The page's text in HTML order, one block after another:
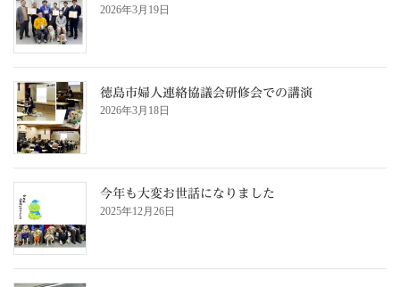
2026年3月19日
徳島市婦人連絡協議会研修会での講演
2026年3月18日
今年も大変お世話になりました
2025年12月26日